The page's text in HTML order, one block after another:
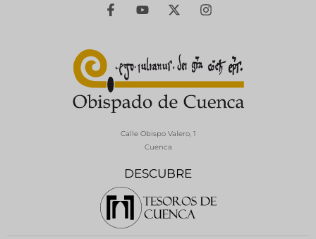
DESCUBRE
Calle Obispo Valero, 1
Cuenca